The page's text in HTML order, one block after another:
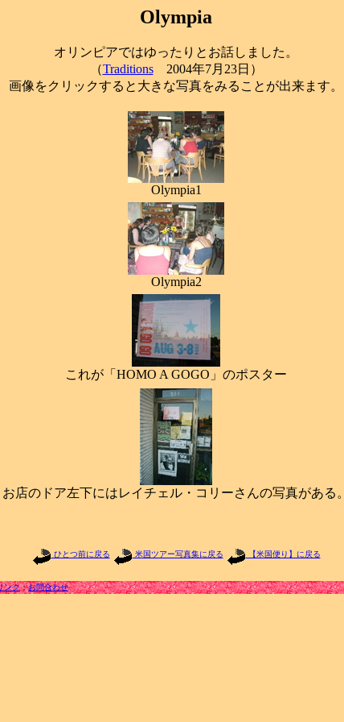
Olympia
オリンピアではゆったりとお話しました。
（Traditions2004年7月23日）
画像をクリックすると大きな写真をみることが出来ます。
Olympia1
Olympia2
これが「HOMO A GOGO」のポスター
お店のドア左下にはレイチェル・コリーさんの写真がある。
ひとつ前に戻る 米国ツアー写真集に戻る 【米国便り】に戻る
ンク：お問合わせ